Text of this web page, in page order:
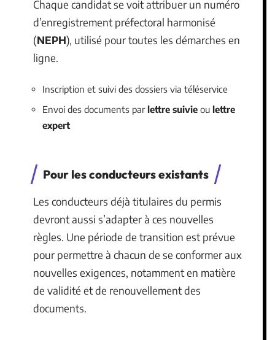
Chaque candidat se voit attribuer un numéro
d’enregistrement préfectoral harmonisé
(NEPH), utilisé pour toutes les démarches en
ligne.
Inscription et suivi des dossiers via téléservice
Envoi des documents par lettre suivie ou lettre
expert
Pour les conducteurs existants
Les conducteurs déjà titulaires du permis
devront aussi s’adapter à ces nouvelles
règles. Une période de transition est prévue
pour permettre à chacun de se conformer aux
nouvelles exigences, notamment en matière
de validité et de renouvellement des
documents.